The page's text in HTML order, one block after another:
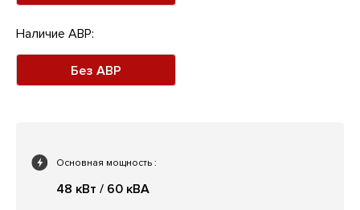
Наличие АВР:
Без АВР
Основная мощность :
48 кВт / 60 кВА